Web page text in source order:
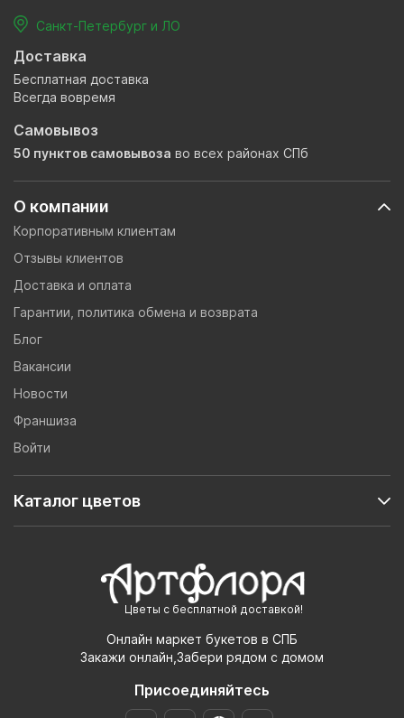
Цветы с бесплатной доставкой!
Онлайн маркет букетов в СПБ
Закажи онлайн,Забери рядом с домом
Присоединяйтесь
О компании
Корпоративным клиентам
Отзывы клиентов
Доставка и оплата
Гарантии, политика обмена и возврата
Блог
Вакансии
Новости
Франшиза
Войти
Каталог цветов
Санкт-Петербург и ЛО
Доставка
Бесплатная доставка
Всегда вовремя
Самовывоз
50 пунктов самовывоза во всех районах СПб